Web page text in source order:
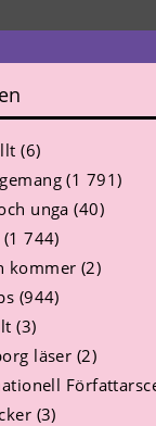
(6)
(1 791)
unga (40)
(1 744)
kommer (2)
(944)
(3)
läser (2)
(3)